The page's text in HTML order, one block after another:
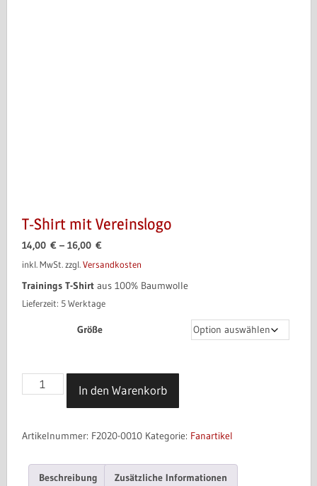
T-Shirt mit Vereinslogo
14,00 €– 16,00 €
inkl. MwSt. zzgl. Versandkosten
Trainings T-Shirt aus 100% Baumwolle
Lieferzeit: 5 Werktage
Größe
Shirt
Vereinslogo
In den Warenkorb
Artikelnummer: F2020-0010 Kategorie: Fanartikel
Beschreibung Zusätzliche Informationen